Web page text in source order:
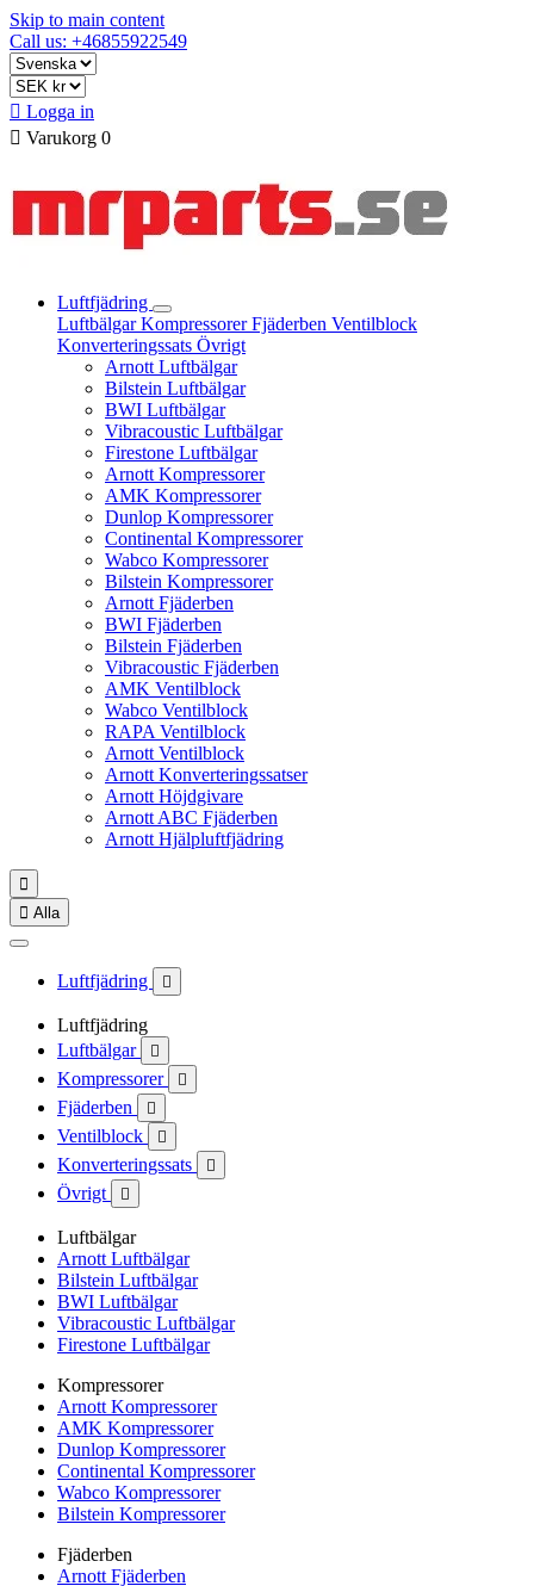
Skip to main content
Call us: +46855922549
 Logga in
 Varukorg 0
Luftfjädring
LuftbälgarKompressorerFjäderben Ventilblock
Konverteringssats Övrigt
Arnott Luftbälgar
Bilstein Luftbälgar
BWI Luftbälgar
Vibracoustic Luftbälgar
Firestone Luftbälgar
Arnott Kompressorer
AMK Kompressorer
Dunlop Kompressorer
Continental Kompressorer
Wabco Kompressorer
Bilstein Kompressorer
Arnott Fjäderben
BWI Fjäderben
Bilstein Fjäderben
Vibracoustic Fjäderben
AMK Ventilblock
Wabco Ventilblock
RAPA Ventilblock
Arnott Ventilblock
Arnott Konverteringssatser
Arnott Höjdgivare
Arnott ABC Fjäderben
Arnott Hjälpluftfjädring

 Alla
Luftfjädring 
Luftfjädring
Luftbälgar

Kompressorer 
Fjäderben 
Ventilblock 
Konverteringssats 
Övrigt 
Luftbälgar
Arnott Luftbälgar
Bilstein Luftbälgar
BWI Luftbälgar
Vibracoustic Luftbälgar
Firestone Luftbälgar
Kompressorer
Arnott Kompressorer
AMK Kompressorer
Dunlop Kompressorer
Continental Kompressorer
Wabco Kompressorer
Bilstein Kompressorer
Fjäderben
Arnott Fjäderben